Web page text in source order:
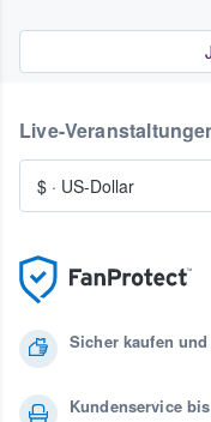
Sicher kaufen
Kundenservice
Live-
$ · US-Dollar